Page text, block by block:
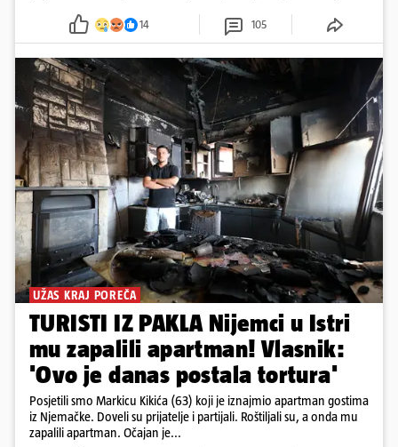
14 105
UŽAS KRAJ POREČA
TURISTI IZ PAKLA Nijemci u Istri
mu zapalili apartman! Vlasnik:
'Ovo je danas postala tortura'
Posjetili smo Markicu Kikića (63) koji je iznajmio apartman gostima
iz Njemačke. Doveli su prijatelje i partijali. Roštiljali su, a onda mu
zapalili apartman. Očajan je...